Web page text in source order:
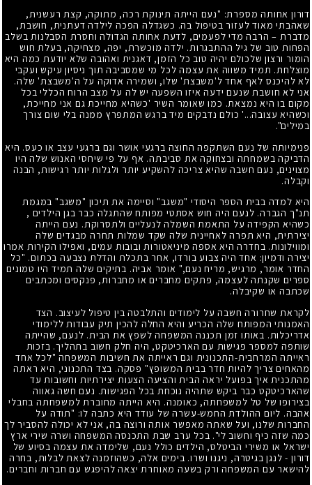
דורון אחותה מספרת: "נעם הייתה תינוקת רכה, מתוקה, קצת רעשנית,
שאהבתי מאוד לעזור בטיפול בה. כשגדלה הפכה לילדה דעתנית, חושבת,
מדברת – הרבה מדי לפעמים, לדעת אחותה הגדולה וחסרת הסבלנות בשלב
הפחות טוב של גיל ההתבגרות. ילדה מוכשרת, יפה, מצחיקה, בעלת חוש
הומור ורצון שלכולם יהיה טוב כל הזמן, דאגנית ואהובה שלא יודעת כמה היא
מוצלחת. תמיד משווה את עצמה לכל מי שמסביבה תוך ניסיון עיקש ועקבי
לא להיכנס לאף אחד ל'משבצת' שלו, ושמירה אדוקה על ה'משבצת' שלה.
אני לא חושבת שנעם ידעה איזו השפעה יש לה על מצב הרוח הכללי בכל
מקום בו היא נמצאת. כמו שאומר השיר 'כשהיא מחייכת גם אני מחייכת,
וכשהיא עצובה...' כולם נדבקים מיד ברגש המתפרץ ממנה בלי שום צורך
במילים".
פנימיותה של נעם השתקפה החוצה ברגעי אושר וגם ברגעי עצב או כעס. היא
הדביקה בשמחתה ובצחוקה את סביבתה. אף על פי שיחסי האנוש שלה היו
מצוינים, נעם חשבה שהיא צריכה להשקיע יותר ולגלות יותר רגישות, הבנה
וקבלה.
היא למדה בבית הספר היסודי "משגב" וסיימה את תיכון "משגב" במגמת
תנ"ך הגברה. לנעם היה חוש אסתטי מפותח שהתגלה כבר בגן הילדים ,
כשהיא הקפידה על התאמת השמלה לנעליים ולתסרוקת. נעם הייתה
יצירתית, היא תפרה לאחיינית שלה שקד שמלות תחרה מבגדים שלה
ומווילונות. בחדרה היא אספה מיניאטורות ובובות עמים, ואפילו הקירות אמרו
יצירה ודמיון: אחד היה צבוע בורדו, אחר בתכלת והדלת נצבעה בכתום. "כל
החדר אומר, מרגיש, מריח נעם," אומר אביה. בתיקים שלה תמיד היו טמונים
ספרים שקנתה לעצמה, פתקים מחברים או מחברות, פנקסים ומכתבים
שכתבה או שקיבלה.
לקראת שחרורה חשבה על לימודים והתלבטה בין טיפול לעיצוב. הצד
האמנותי המפותח שלה הכריע והיא החלה להכין תיק עבודות ללימודי
אדריכלות. באותו זמן תכננה המשפחה לשפץ את הבית. לנעם, שהייתה
שותפה למספר פגישות עם הארכיטקט, היה חלק חשוב בתהליך. בזכות
ראייתה המרחבית-התכנונית וגם ראייתה את חשיבות המשפחה "לכל אחד
מהאחים צריך להיות חדר בבית המשופץ" פסקה. בצד התכנוני, היא ראתה
מהתכנית איך בפועל יראה הבית והציעה הצעות יצירתיות וחשובות עד
שהארכיטקט כבר ביקש שתהיה נוכחת בכל הפגישות. נעם חשה גאווה
בצירופו של טל למשפחתה, כאומנה. היא הייתה מחוברת למשפחתה בחבלי
אהבה. ליום ההולדת החמש-עשרה של עודד היא כתבה לו: "תודה על
החברות שלנו, ועל שאתה מאפשר אותה ורוצה בה, אני לא יכולה להסביר לך
כמה שזה כיף וחשוב לי". בכל ערב שבת התכנסה המשפחה ושרה שירי ארץ
ישראל או משירי הביטלס, הילדים כולל נעם, שלימדה את עצמה בסיוע של
דורון - לנגן בגיטרה, ניגנו ושרו. בימים אלה, כשהוזמנה לצאת לבלות, בחרה
להישאר עם המשפחה ורק בשעה מאוחרת יצאה להיפגש עם חברות וחברים.